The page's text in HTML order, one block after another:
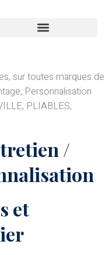
sur toutes marques de
Personnalisation
PLIABLES,
/
et